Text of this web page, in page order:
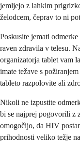
jemljejo z lahkim
želodcem, čeprav to ni
Poskusite jemati
raven zdravila v telesu.
organizatorja tablet vam
imate težave s
tableto razpolovite ali
Nikoli ne izpustite
bi se najprej pogovorili z
omogočijo, da HIV
prihodnosti veliko težje